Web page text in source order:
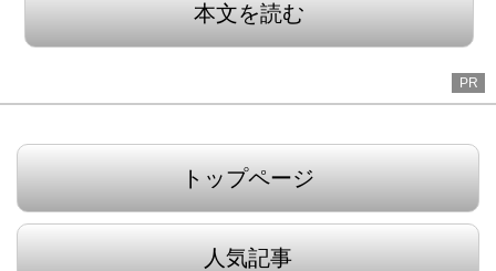
本文を読む
PR
トップページ
人気記事